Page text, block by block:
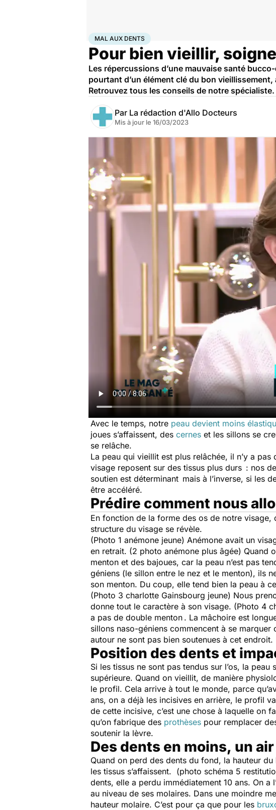
Accueil SantéMaladies
MAL AUX DENTS
Pour bien vieillir,
Les répercussions d’une mauvaise santé
pourtant d’un élément clé du bon
Retrouvez tous les conseils de notre spécialiste.
Par La rédaction d'Allo Docteurs
Mis à jour le 16/03/2023
Avec le temps, notre peau devient moins
joues s’affaissent, des cernes et les sillons se
se relâche.
La peau qui vieillit est plus relâchée, il n’y a
visage reposent sur des tissus plus durs : nos
soutien est déterminant mais à l’inverse, si les
être accéléré.
Prédire comment nous
En fonction de la forme des os de notre
structure du visage se révèle.
(Photo 1 anémone jeune) Anémone avait un
en retrait. (2 photo anémone plus âgée) Quand
menton et des bajoues, car la peau n’est pas
géniens (le sillon entre le nez et le menton), ils
son menton. Du coup, elle tend bien la peau à
(Photo 3 charlotte Gainsbourg jeune) Nous
donne tout le caractère à son visage. (Photo 4
a pas de double menton . La mâchoire est
sillons naso-géniens commencent à se
autour ne sont pas bien soutenues à cet endroit.
Position des dents et
Si les tissus ne sont pas tendus sur l’os, la
supérieure. Quand on vieillit, de manière
le profil. Cela arrive à tout le monde, parce
ans, on a déjà les incisives en arrière, le profil
de cette incisive, c’est une chose à laquelle on
qu’on fabrique des prothèses pour remplacer
soutenir la lèvre.
Des dents en moins, un
​Quand on perd des dents du fond, la hauteur
les tissus s’affaissent. (photo schéma 5
dents, elle a perdu immédiatement 10 ans. On a
au niveau de ses molaires. Dans une moindre
hauteur molaire. C’est pour ça que pour les